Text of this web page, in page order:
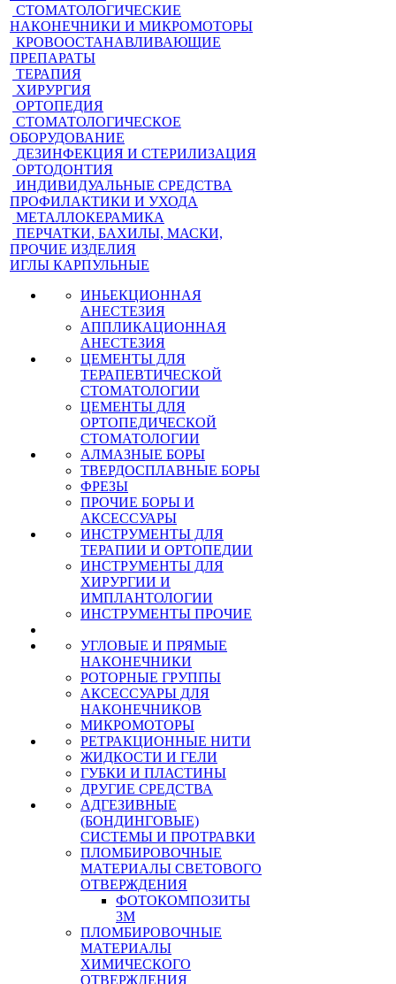
СТОМАТОЛОГИЧЕСКИЕ
НАКОНЕЧНИКИ И МИКРОМОТОРЫ
КРОВООСТАНАВЛИВАЮЩИЕ
ПРЕПАРАТЫ
ТЕРАПИЯ
ХИРУРГИЯ
ОРТОПЕДИЯ
СТОМАТОЛОГИЧЕСКОЕ
ОБОРУДОВАНИЕ
ДЕЗИНФЕКЦИЯ И СТЕРИЛИЗАЦИЯ
ОРТОДОНТИЯ
ИНДИВИДУАЛЬНЫЕ СРЕДСТВА
ПРОФИЛАКТИКИ И УХОДА
МЕТАЛЛОКЕРАМИКА
ПЕРЧАТКИ, БАХИЛЫ, МАСКИ,
ПРОЧИЕ ИЗДЕЛИЯ
ИГЛЫ КАРПУЛЬНЫЕ
ИНЬЕКЦИОННАЯ
АНЕСТЕЗИЯ
АППЛИКАЦИОННАЯ
АНЕСТЕЗИЯ
ЦЕМЕНТЫ ДЛЯ
ТЕРАПЕВТИЧЕСКОЙ
СТОМАТОЛОГИИ
ЦЕМЕНТЫ ДЛЯ
ОРТОПЕДИЧЕСКОЙ
СТОМАТОЛОГИИ
АЛМАЗНЫЕ БОРЫ
ТВЕРДОСПЛАВНЫЕ БОРЫ
ФРЕЗЫ
ПРОЧИЕ БОРЫ И
АКСЕССУАРЫ
ИНСТРУМЕНТЫ ДЛЯ
ТЕРАПИИ И ОРТОПЕДИИ
ИНСТРУМЕНТЫ ДЛЯ
ХИРУРГИИ И
ИМПЛАНТОЛОГИИ
ИНСТРУМЕНТЫ ПРОЧИЕ
УГЛОВЫЕ И ПРЯМЫЕ
НАКОНЕЧНИКИ
РОТОРНЫЕ ГРУППЫ
АКСЕССУАРЫ ДЛЯ
НАКОНЕЧНИКОВ
МИКРОМОТОРЫ
РЕТРАКЦИОННЫЕ НИТИ
ЖИДКОСТИ И ГЕЛИ
ГУБКИ И ПЛАСТИНЫ
ДРУГИЕ СРЕДСТВА
АДГЕЗИВНЫЕ
(БОНДИНГОВЫЕ)
СИСТЕМЫ И ПРОТРАВКИ
ПЛОМБИРОВОЧНЫЕ
МАТЕРИАЛЫ СВЕТОВОГО
ОТВЕРЖДЕНИЯ
ФОТОКОМПОЗИТЫ
3М
ПЛОМБИРОВОЧНЫЕ
МАТЕРИАЛЫ
ХИМИЧЕСКОГО
ОТВЕРЖДЕНИЯ